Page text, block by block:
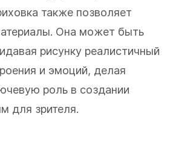
также позволяет
Она может быть
рисунку реалистичный
и эмоций, делая
роль в создании
для зрителя.